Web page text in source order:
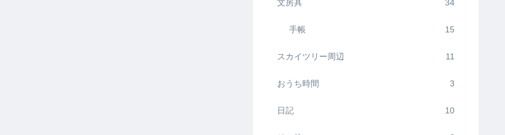
文房具 34
手帳 15
スカイツリー周辺 11
おうち時間 3
日記 10